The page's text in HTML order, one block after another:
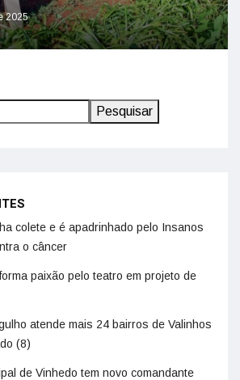
2025
Pesquisar
colete e é apadrinhado pelo Insanos
o câncer
paixão pelo teatro em projeto de
atende mais 24 bairros de Valinhos
(8)
de Vinhedo tem novo comandante